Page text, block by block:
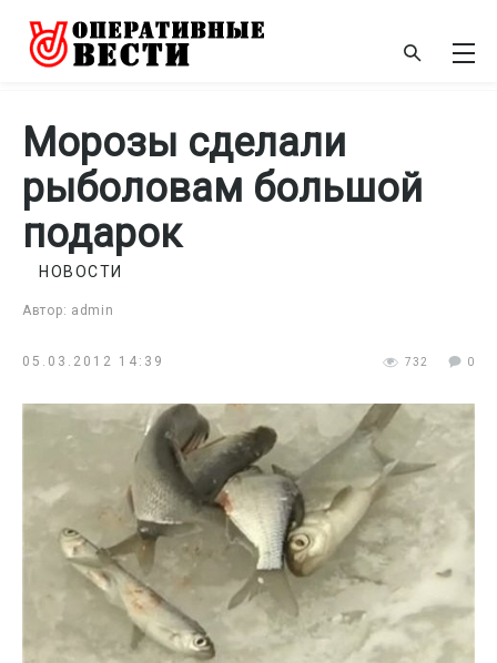
Морозы сделали
рыболовам большой
подарок
Автор: admin
НОВОСТИ
05.03.2012 14:39 732 0